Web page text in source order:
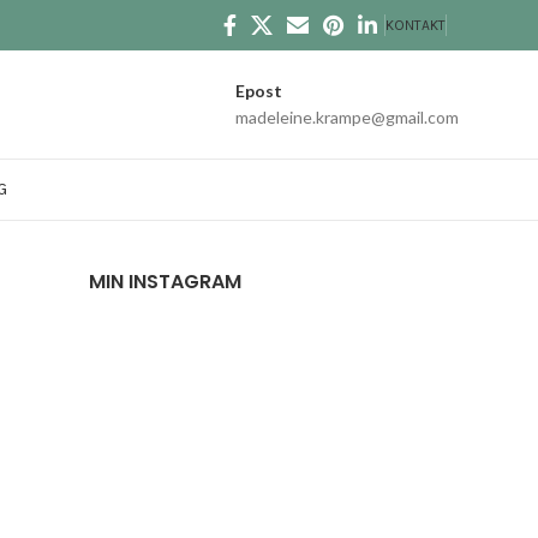
KONTAKT
Epost
madeleine.krampe@gmail.com
MIN INSTAGRAM